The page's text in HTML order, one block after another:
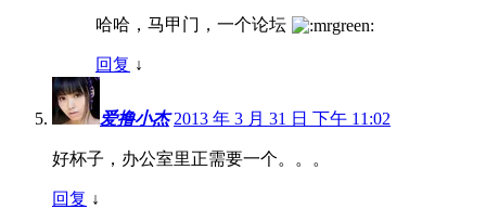
哈哈，马甲门，一个论坛
回复 ↓
爱撸小杰 2013 年 3 月 31 日 下午 11:02
好杯子，办公室里正需要一个。。。
回复 ↓